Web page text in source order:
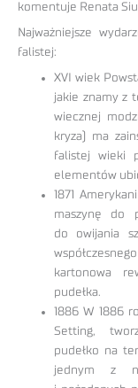
komentuje Renata
Najważniejsze
falistej:
XVI wiek
jakie znamy z
wiecznej
kryza) ma
falistej wieki
elementów
1871
maszynę do
do owijania
kartonowa
pudełka.
1886 W 1886
Setting,
pudełko na
jednym z